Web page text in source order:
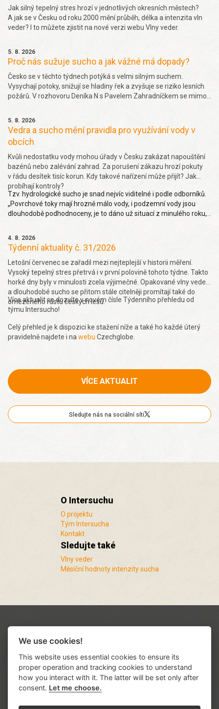
Jak silný tepelný stres hrozí v jednotlivých okresních městech?
A jak se v Česku od roku 2000 mění průběh, délka a intenzita vln
veder? I to můžete zjistit na nové verzi webu Vlny veder.
5. 8. 2026
Proč nás sužuje sucho a jak vážné má dopady?
Česko se v těchto týdnech potýká s velmi silným suchem.
Vysychají potoky, snižují se hladiny řek a zvyšuje se riziko lesních
požárů. V rozhovoru Deníka N s Pavelem Zahradníčkem se mimo
problém je málo vody v řekách. Více
5. 8. 2026
Vedra a sucho mění pravidla pro využívání vody v
obcích
Kvůli nedostatku vody mohou úřady v Česku zakázat napouštění
bazénů nebo zalévání zahrad. Za porušení zákazu hrozí pokuty
v řádu desítek tisíc korun. Kdy takové nařízení může přijít? Jak
probíhají kontroly?
Tzv. hydrologické sucho je snad nejvíc viditelné i podle odborníků.
„Povrchové toky mají hrozně málo vody, i podzemní vody jsou
dlouhodobě podhodnoceny, je to dáno už situací z minulého roku,
4. 8. 2026
Týdenní aktuality č. 31/2026
Letošní červenec se zařadil mezi nejteplejší v historii měření.
Vysoký tepelný stres přetrvá i v první polovině tohoto týdne. Takto
horké dny byly v minulosti zcela výjimečné. Opakované vlny veder
a dlouhodobé sucho se přitom stále citelněji promítají také do
omezeného růstu českých lesů.
Více aktualit se dozvíte v novém čísle Týdenního přehledu od
týmu Intersucho!
Celý přehled je k dispozici ke stažení níže a také ho každé úterý
pravidelně najdete i na webu Czechglobe.
VÍCE AKTUALIT
Sledujte nás na sociální síti
O Intersuchu
O projektu
Tým Intersucha
Kontakt
Sledujte také
Vlny veder
Měsíční hodnoty intenzity sucha
We use cookies!
This website uses essential cookies to ensure its
proper operation and tracking cookies to understand
how you interact with it. The latter will be set only after
consent. Let me choose.